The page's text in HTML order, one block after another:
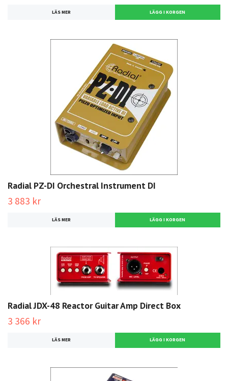
LÄS MER
Radial PZ-DI Orchestral Instrument DI
3 883 kr
LÄS MER
Radial JDX-48 Reactor Guitar Amp Direct Box
3 366 kr
LÄS MER